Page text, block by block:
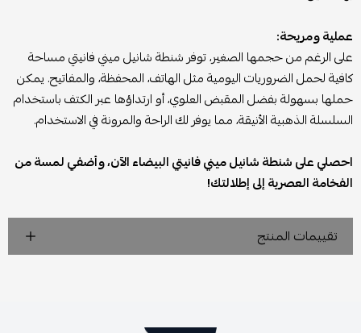
عملية ومريحة:
على الرغم من حجمها الصغير، توفر شنطة شانيل ميني فانيتي مساحة
كافية لحمل الضروريات اليومية مثل الهاتف، المحفظة، والمفاتيح. يمكن
حملها بسهولة بفضل المقبض العلوي، أو ارتداؤها عبر الكتف باستخدام
السلسلة الذهبية الأنيقة، مما يوفر لك الراحة والمرونة في الاستخدام.
احصلي على شنطة شانيل ميني فانيتي البيضاء الآن، وأضفي لمسة من
الفخامة العصرية إلى إطلالتك!
تقييمات المنتج